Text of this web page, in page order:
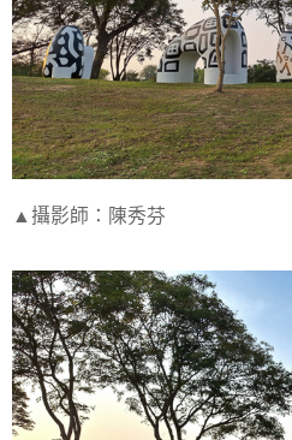
▲攝影師：陳秀芬